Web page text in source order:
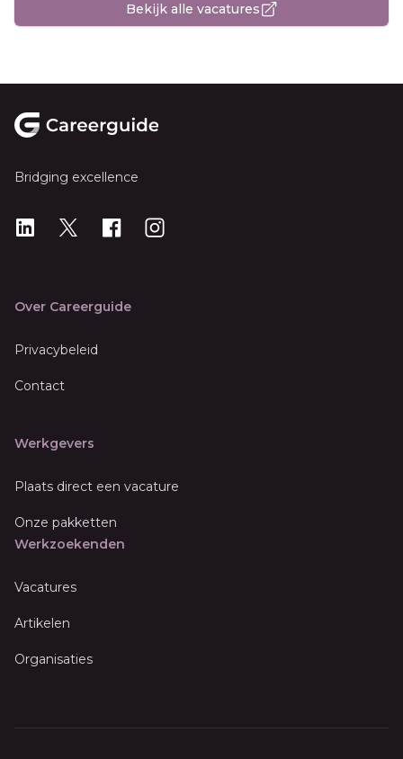
Bekijk alle vacatures
Bridging excellence
LinkedIn
X Instagram
Over Careerguide
Privacybeleid
Contact
Werkgevers
Plaats direct een vacature
Onze pakketten
Werkzoekenden
Vacatures
Artikelen
Organisaties